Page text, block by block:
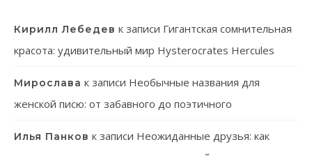
Кирилл Лебедев к записи Гигантская сомнительная
красота: удивительный мир Hysterocrates Hercules
Мирослава к записи Необычные названия для
женской писю: от забавного до поэтичного
Илья Панков к записи Неожиданные друзья: как
человек использует паразитов в своей практике